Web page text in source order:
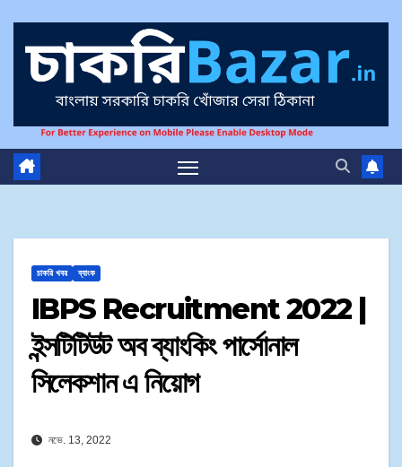
চাকরি খবর ব্যাংক
IBPS Recruitment 2022 |
ইন্সটিটিউট অব ব্যাংকিং পার্সোনাল
সিলেকশান এ নিয়োগ
নভে. 13, 2022